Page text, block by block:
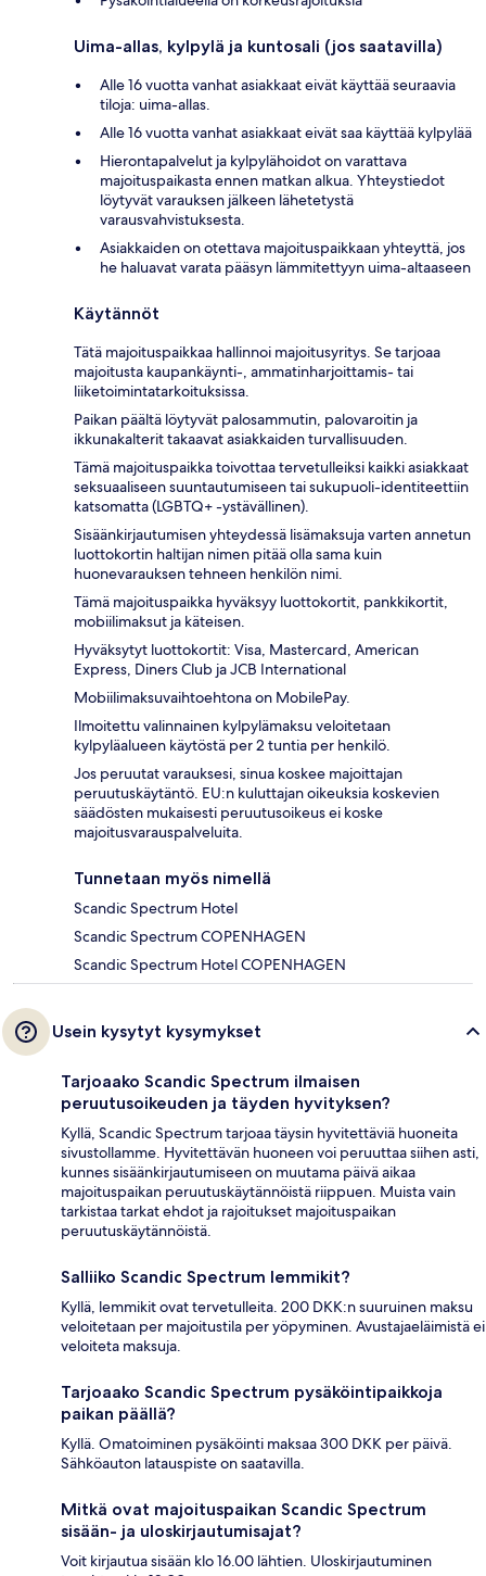
Uima-allas, kylpylä ja kuntosali (jos saatavilla)
Alle 16 vuotta vanhat asiakkaat eivät käyttää seuraavia
tiloja: uima-allas.
Alle 16 vuotta vanhat asiakkaat eivät saa käyttää kylpylää
Hierontapalvelut ja kylpylähoidot on varattava
majoituspaikasta ennen matkan alkua. Yhteystiedot
löytyvät varauksen jälkeen lähetetystä
varausvahvistuksesta.
Asiakkaiden on otettava majoituspaikkaan yhteyttä, jos
he haluavat varata pääsyn lämmitettyyn uima-altaaseen
Käytännöt
Tätä majoituspaikkaa hallinnoi majoitusyritys. Se tarjoaa
majoitusta kaupankäynti-, ammatinharjoittamis- tai
liiketoimintatarkoituksissa.
Paikan päältä löytyvät palosammutin, palovaroitin ja
ikkunakalterit takaavat asiakkaiden turvallisuuden.
Tämä majoituspaikka toivottaa tervetulleiksi kaikki asiakkaat
seksuaaliseen suuntautumiseen tai sukupuoli-identiteettiin
katsomatta (LGBTQ+ -ystävällinen).
Sisäänkirjautumisen yhteydessä lisämaksuja varten annetun
luottokortin haltijan nimen pitää olla sama kuin
huonevarauksen tehneen henkilön nimi.
Tämä majoituspaikka hyväksyy luottokortit, pankkikortit,
mobiilimaksut ja käteisen.
Hyväksytyt luottokortit: Visa, Mastercard, American
Express, Diners Club ja JCB International
Mobiilimaksuvaihtoehtona on MobilePay.
Ilmoitettu valinnainen kylpylämaksu veloitetaan
kylpyläalueen käytöstä per 2 tuntia per henkilö.
Jos peruutat varauksesi, sinua koskee majoittajan
peruutuskäytäntö. EU:n kuluttajan oikeuksia koskevien
säädösten mukaisesti peruutusoikeus ei koske
majoitusvarauspalveluita.
Tunnetaan myös nimellä
Scandic Spectrum Hotel
Scandic Spectrum COPENHAGEN
Scandic Spectrum Hotel COPENHAGEN
Usein kysytyt kysymykset
Tarjoaako Scandic Spectrum ilmaisen
peruutusoikeuden ja täyden hyvityksen?
Kyllä, Scandic Spectrum tarjoaa täysin hyvitettäviä huoneita
sivustollamme. Hyvitettävän huoneen voi peruuttaa siihen asti,
kunnes sisäänkirjautumiseen on muutama päivä aikaa
majoituspaikan peruutuskäytännöistä riippuen. Muista vain
tarkistaa tarkat ehdot ja rajoitukset majoituspaikan
peruutuskäytännöistä.
Salliiko Scandic Spectrum lemmikit?
Kyllä, lemmikit ovat tervetulleita. 200 DKK:n suuruinen maksu
veloitetaan per majoitustila per yöpyminen. Avustajaeläimistä ei
veloiteta maksuja.
Tarjoaako Scandic Spectrum pysäköintipaikkoja
paikan päällä?
Kyllä. Omatoiminen pysäköinti maksaa 300 DKK per päivä.
Sähköauton latauspiste on saatavilla.
Mitkä ovat majoituspaikan Scandic Spectrum
sisään- ja uloskirjautumisajat?
Voit kirjautua sisään klo 16.00 lähtien. Uloskirjautuminen